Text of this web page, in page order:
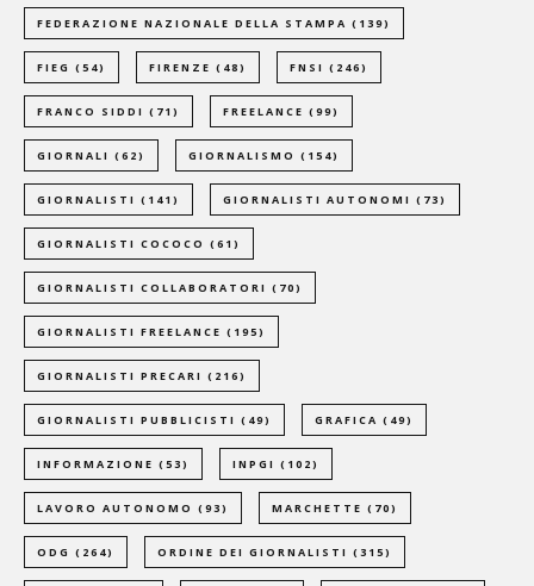
FEDERAZIONE NAZIONALE DELLA STAMPA (139)
FIEG (54) FIRENZE (48) FNSI (246)
FRANCO SIDDI (71) FREELANCE (99)
GIORNALI (62) GIORNALISMO (154)
GIORNALISTI (141) GIORNALISTI AUTONOMI (73)
GIORNALISTI COCOCO (61)
GIORNALISTI COLLABORATORI (70)
GIORNALISTI FREELANCE (195)
GIORNALISTI PRECARI (216)
GIORNALISTI PUBBLICISTI (49) GRAFICA (49)
INFORMAZIONE (53) INPGI (102)
LAVORO AUTONOMO (93) MARCHETTE (70)
ODG (264) ORDINE DEI GIORNALISTI (315)